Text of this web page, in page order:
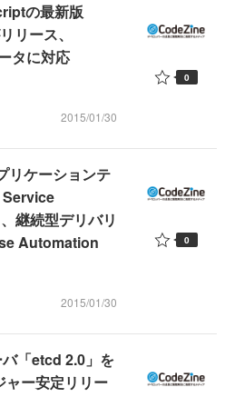
の最新版
リース、
タに対応
2015/01/30
0
ケーションテ
Service
継続型デリバリ
Automation
2015/01/30
0
「etcd 2.0」を
ャー安定リリー